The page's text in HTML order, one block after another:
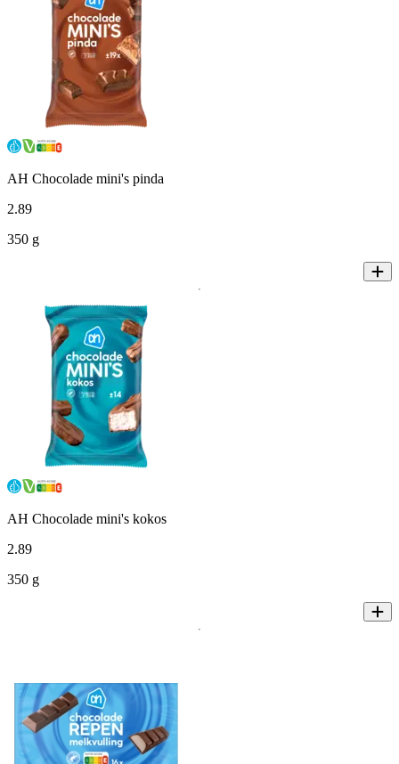
AH Chocolade mini's pinda
2.89
350 g
AH Chocolade mini's kokos
2.89
350 g